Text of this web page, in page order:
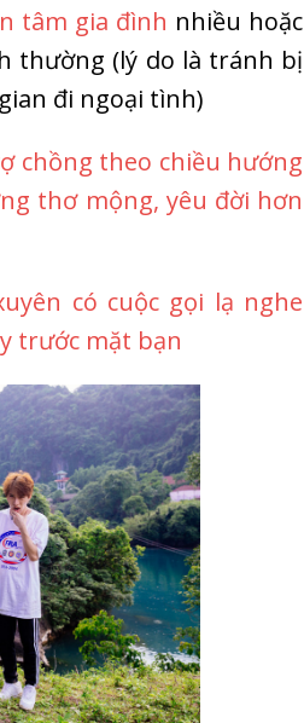
tâm gia đình nhiều hoặc
thường (lý do là tránh bị
đi ngoại tình)
chồng theo chiều hướng
thơ mộng, yêu đời hơn
có cuộc gọi lạ nghe
trước mặt bạn